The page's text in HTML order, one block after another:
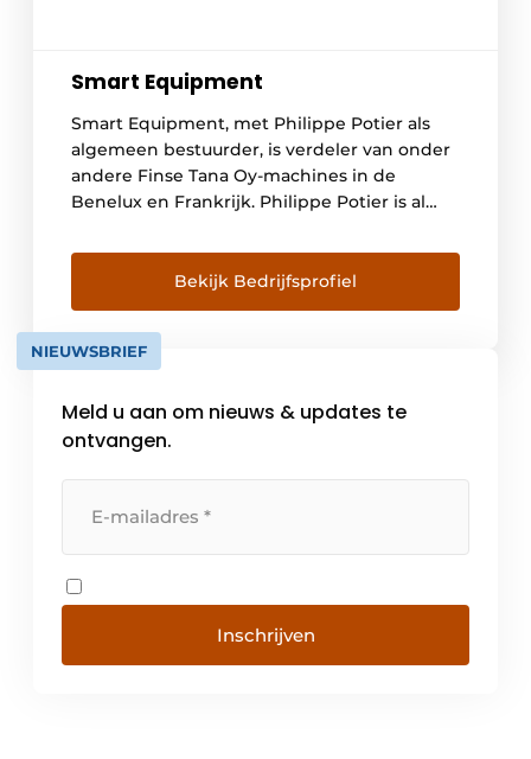
Smart Equipment
Smart Equipment, met Philippe Potier als
algemeen bestuurder, is verdeler van onder
andere Finse Tana Oy-machines in de
Benelux en Frankrijk. Philippe Potier is al
heeft die dan ook zien evolueren. Met
machines zoals de Tana wil het nagelnieuwe
bedrijf zich richten op absolute gedegen
machines uit […]
Bekijk Bedrijfsprofiel
NIEUWSBRIEF
Meld u aan om nieuws & updates te
ontvangen.
Inschrijven